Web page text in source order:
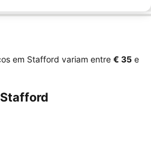
em Stafford variam entre ‎€ 35 e